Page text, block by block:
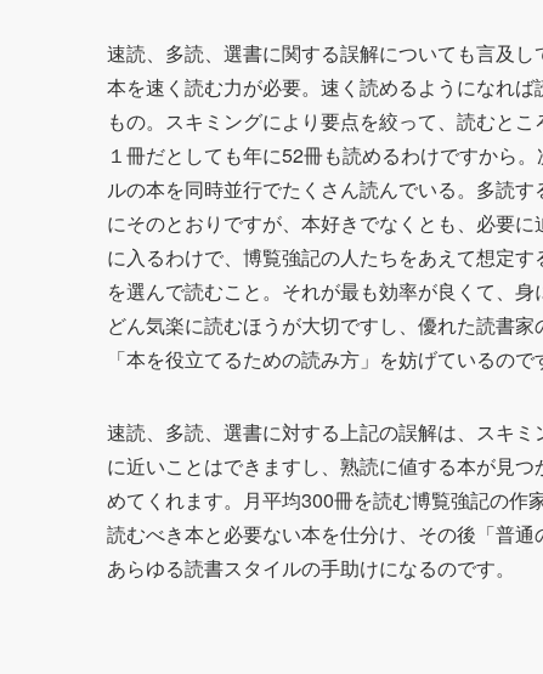
速読、多読、選書に関する誤解についても言及
本を速く読む力が必要。速く読めるようになれ
もの。スキミングにより要点を絞って、読むと
１冊だとしても年に52冊も読めるわけですから
ルの本を同時並行でたくさん読んでいる。多読
にそのとおりですが、本好きでなくとも、必要
に入るわけで、博覧強記の人たちをあえて想定
を選んで読むこと。それが最も効率が良くて、
どん気楽に読むほうが大切ですし、優れた読書
「本を役立てるための読み方」を妨げているので
速読、多読、選書に対する上記の誤解は、スキ
に近いことはできますし、熟読に値する本が見
めてくれます。月平均300冊を読む博覧強記の作
読むべき本と必要ない本を仕分け、その後「普
あらゆる読書スタイルの手助けになるのです。